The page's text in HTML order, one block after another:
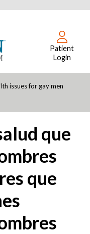
Patient
Login
issues for gay men
que
que